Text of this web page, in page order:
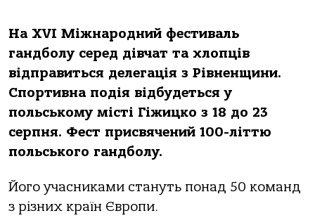
На XVI Міжнародний фестиваль
гандболу серед дівчат та хлопців
відправиться делегація з Рівненщини.
Спортивна подія відбудеться у
польському місті Гіжицко з 18 до 23
серпня. Фест присвячений 100-літтю
польського гандболу.
Його учасниками стануть понад 50 команд
з різних країн Європи.